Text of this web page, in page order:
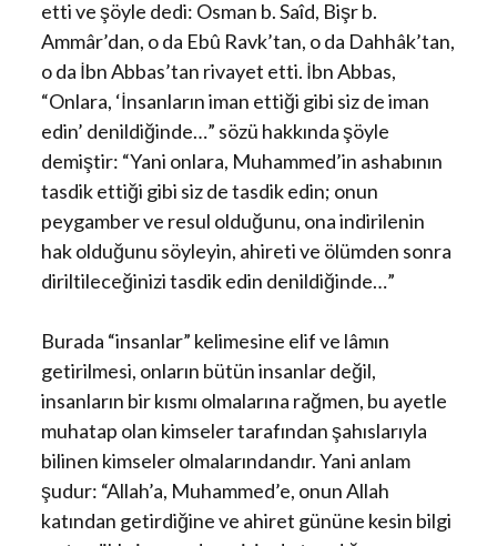
etti ve şöyle dedi: Osman b. Saîd, Bişr b.
Ammâr’dan, o da Ebû Ravk’tan, o da Dahhâk’tan,
o da İbn Abbas’tan rivayet etti. İbn Abbas,
“Onlara, ‘İnsanların iman ettiği gibi siz de iman
edin’ denildiğinde…” sözü hakkında şöyle
demiştir: “Yani onlara, Muhammed’in ashabının
tasdik ettiği gibi siz de tasdik edin; onun
peygamber ve resul olduğunu, ona indirilenin
hak olduğunu söyleyin, ahireti ve ölümden sonra
diriltileceğinizi tasdik edin denildiğinde…”
Burada “insanlar” kelimesine elif ve lâmın
getirilmesi, onların bütün insanlar değil,
insanların bir kısmı olmalarına rağmen, bu ayetle
muhatap olan kimseler tarafından şahıslarıyla
bilinen kimseler olmalarındandır. Yani anlam
şudur: “Allah’a, Muhammed’e, onun Allah
katından getirdiğine ve ahiret gününe kesin bilgi